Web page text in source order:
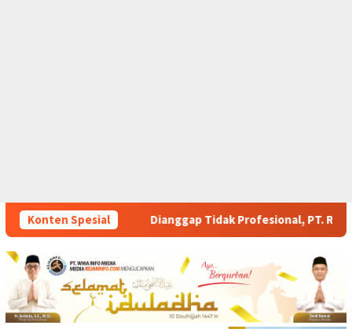
Konten Spesial
Tidak Profesional, PT. Rajeg Media Telekomunikasi Jadi